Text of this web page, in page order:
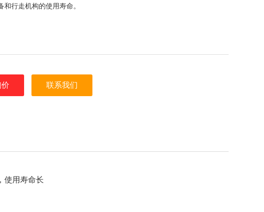
和行走机构的使用寿命。
联系我们
使用寿命长